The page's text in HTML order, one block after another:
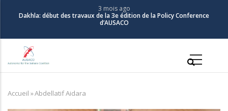
principal
3 mois ago
Dakhla: début des travaux de la 3e édition de la Policy Conference
d’AUSACO
Fil
Accueil »Abdellatif Aidara